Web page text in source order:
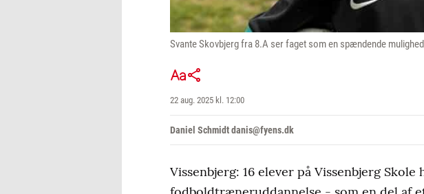
Svante Skovbjerg fra 8.A ser faget som en spændende
22 aug. 2025 kl. 12:00
Daniel Schmidt danis@fyens.dk
Vissenbjerg: 16 elever på Vissenbjerg